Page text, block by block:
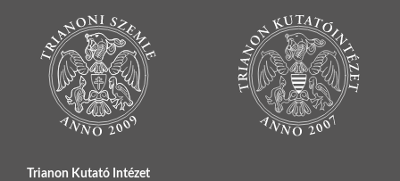
Trianon Kutató Intézet